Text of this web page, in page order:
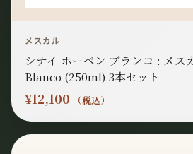
メスカル
シナイ ホーベン ブランコ : メス
Blanco (250ml) 3本セット
¥12,100 （税込）